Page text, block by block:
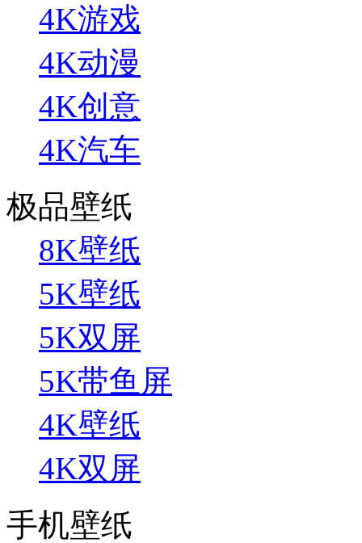
4K游戏
4K动漫
4K创意
4K汽车
极品壁纸
8K壁纸
5K壁纸
5K双屏
5K带鱼屏
4K壁纸
4K双屏
手机壁纸